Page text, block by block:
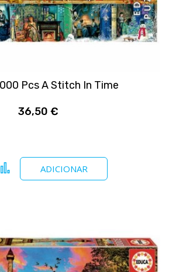
Pcs A Stitch In Time
36,50 €
ADICIONAR
a favoritos
Comparar